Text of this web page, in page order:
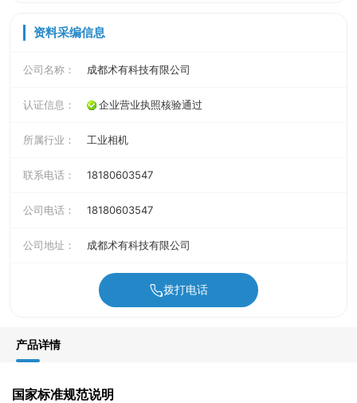
资料采编信息
公司名称： 成都术有科技有限公司
认证信息： 企业营业执照核验通过
所属行业： 工业相机
联系电话： 18180603547
公司电话： 18180603547
公司地址： 成都术有科技有限公司
拨打电话
产品详情
国家标准规范说明